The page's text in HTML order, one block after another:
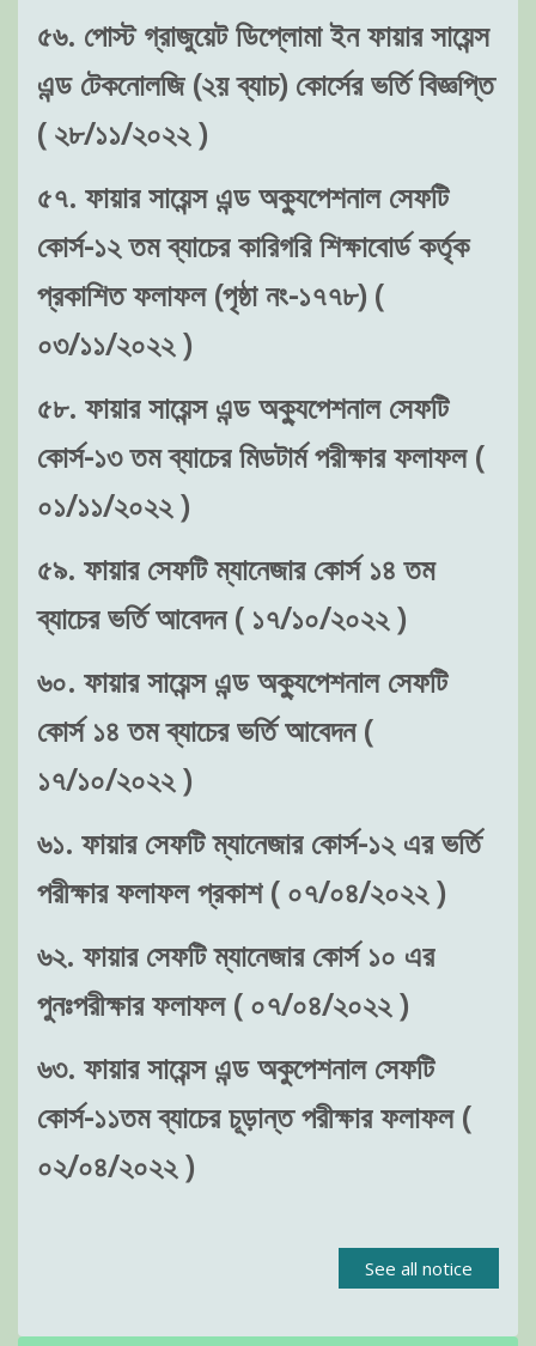
৫৬. পোস্ট গ্রাজুয়েট ডিপ্লোমা ইন ফায়ার সায়েন্স
এন্ড টেকনোলজি (২য় ব্যাচ) কোর্সের ভর্তি বিজ্ঞপ্তি
( ২৮/১১/২০২২ )
৫৭. ফায়ার সায়েন্স এন্ড অক্যুপেশনাল সেফটি
কোর্স-১২ তম ব্যাচের কারিগরি শিক্ষাবোর্ড কর্তৃক
প্রকাশিত ফলাফল (পৃষ্ঠা নং-১৭৭৮) (
০৩/১১/২০২২ )
৫৮. ফায়ার সায়েন্স এন্ড অক্যুপেশনাল সেফটি
কোর্স-১৩ তম ব্যাচের মিডটার্ম পরীক্ষার ফলাফল (
০১/১১/২০২২ )
৫৯. ফায়ার সেফটি ম্যানেজার কোর্স ১৪ তম
ব্যাচের ভর্তি আবেদন ( ১৭/১০/২০২২ )
৬০. ফায়ার সায়েন্স এন্ড অক্যুপেশনাল সেফটি
কোর্স ১৪ তম ব্যাচের ভর্তি আবেদন (
১৭/১০/২০২২ )
৬১. ফায়ার সেফটি ম্যানেজার কোর্স-১২ এর ভর্তি
পরীক্ষার ফলাফল প্রকাশ ( ০৭/০৪/২০২২ )
৬২. ফায়ার সেফটি ম্যানেজার কোর্স ১০ এর
পুনঃপরীক্ষার ফলাফল ( ০৭/০৪/২০২২ )
৬৩. ফায়ার সায়েন্স এন্ড অকুপেশনাল সেফটি
কোর্স-১১তম ব্যাচের চূড়ান্ত পরীক্ষার ফলাফল (
০২/০৪/২০২২ )
See all notice